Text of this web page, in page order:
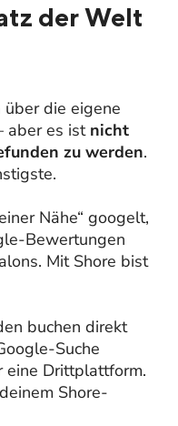
der Welt
die eigene
aber es ist nicht
zu werden.
Nähe“ googelt,
Bewertungen
Mit Shore bist
buchen direkt
Suche
eine Drittplattform.
Shore-